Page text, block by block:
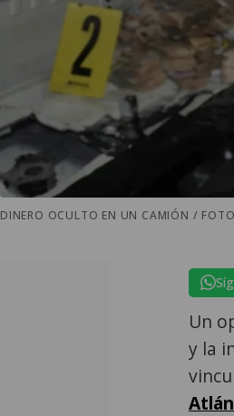
DINERO OCULTO EN UN CAMIÓN /
Un
y la